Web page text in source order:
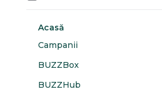
Acasă
Campanii
BUZZBox
BUZZHub